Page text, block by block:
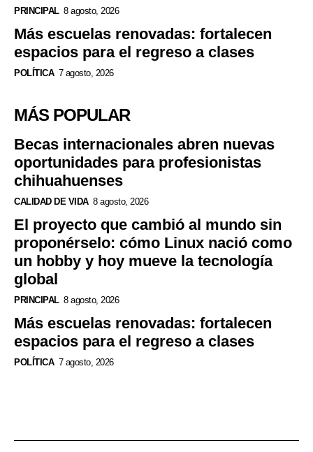
PRINCIPAL 8 agosto, 2026
Más escuelas renovadas: fortalecen
espacios para el regreso a clases
POLÍTICA 7 agosto, 2026
MÁS POPULAR
Becas internacionales abren nuevas
oportunidades para profesionistas
chihuahuenses
CALIDAD DE VIDA 8 agosto, 2026
El proyecto que cambió al mundo sin
proponérselo: cómo Linux nació como
un hobby y hoy mueve la tecnología
global
PRINCIPAL 8 agosto, 2026
Más escuelas renovadas: fortalecen
espacios para el regreso a clases
POLÍTICA 7 agosto, 2026